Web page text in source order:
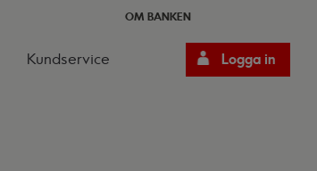
OM BANKEN
Kundservice Logga in